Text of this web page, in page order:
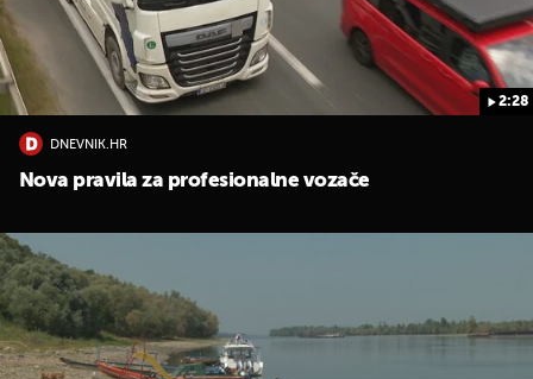
2:28
DNEVNIK.HR
Nova pravila za profesionalne vozače